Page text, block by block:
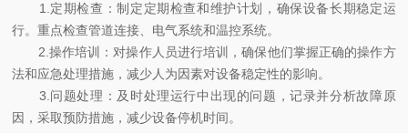
1.定期检查：制定定期检查和维护计划，确保设备长期稳定运
行。重点检查管道连接、电气系统和温控系统。
2.操作培训：对操作人员进行培训，确保他们掌握正确的操作方
法和应急处理措施，减少人为因素对设备稳定性的影响。
3.问题处理：及时处理运行中出现的问题，记录并分析故障原
因，采取预防措施，减少设备停机时间。